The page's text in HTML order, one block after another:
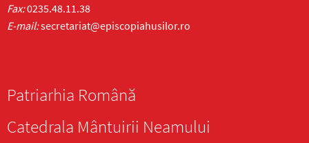
Fax:0235.48.11.38
E-mail:secretariat@episcopiahusilor.ro
Patriarhia Română
Catedrala Mântuirii Neamului